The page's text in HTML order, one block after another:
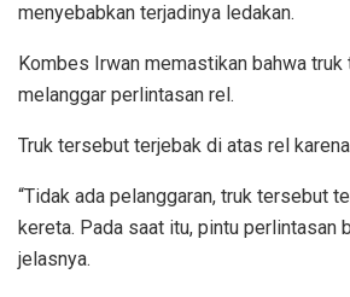
menyebabkan terjadinya ledakan.
Kombes Irwan memastikan bahwa
melanggar perlintasan rel.
Truk tersebut terjebak di atas rel
“Tidak ada pelanggaran, truk tersebut
kereta. Pada saat itu, pintu perlintasan
jelasnya.